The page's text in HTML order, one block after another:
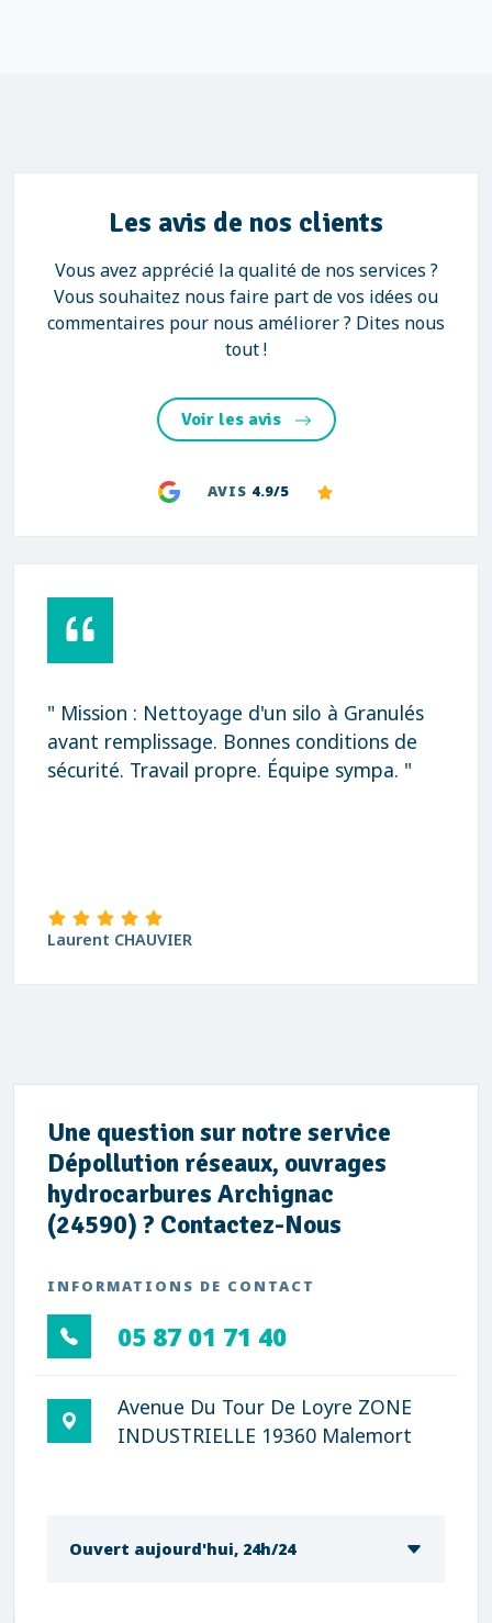
Les avis de nos clients
Vous avez apprécié la qualité de nos services ?
Vous souhaitez nous faire part de vos idées ou
commentaires pour nous améliorer ? Dites nous
tout !
Voir les avis
AVIS 4.9/5
" Mission : Nettoyage d'un silo à Granulés
avant remplissage. Bonnes conditions de
sécurité. Travail propre. Équipe sympa. "
Laurent CHAUVIER
Une question sur notre service
Dépollution réseaux, ouvrages
hydrocarbures Archignac
(24590) ? Contactez-Nous
INFORMATIONS DE CONTACT
05 87 01 71 40
Avenue Du Tour De Loyre ZONE
INDUSTRIELLE 19360 Malemort
Ouvert aujourd'hui, 24h/24